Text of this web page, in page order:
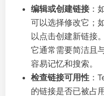
编辑或创建链接 ：
可以选择修改它；
以点击创建新链接
它通常需要简洁且
容易记忆和搜索。
检查链接可用性 ：
的链接是否已被占